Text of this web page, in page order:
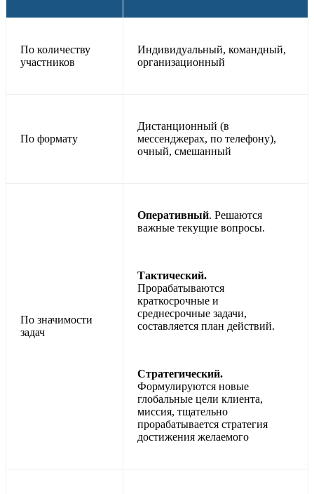
По количеству
участников
Индивидуальный, командный,
организационный
По формату
Дистанционный (в
мессенджерах, по телефону),
очный, смешанный
По значимости
задач
Оперативный. Решаются
важные текущие вопросы.
Тактический.
Прорабатываются
краткосрочные и
среднесрочные задачи,
составляется план действий.
Стратегический.
Формулируются новые
глобальные цели клиента,
миссия, тщательно
прорабатывается стратегия
достижения желаемого